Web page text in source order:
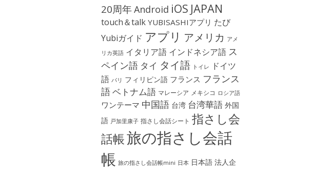
20周年Android iOS JAPAN
touch＆talk YUBISASHIアプリ たび
Yubiガイド アプリ アメリカ アメ
リカ英語 イタリア語 インドネシア語 ス
ペイン語 タイ タイ語 トイレ
ドイツ
語 パリ フィリピン語 フランス フランス
語ベトナム語 マレーシア メキシコ ロシア語
ワンテーマ 中国語 台湾 台湾華語 外国
語 戸加里康子 指さし会話シート 指さし会
話帳旅の指さし会話
帳 旅の指さし会話帳mini 日本 日本語 法人企